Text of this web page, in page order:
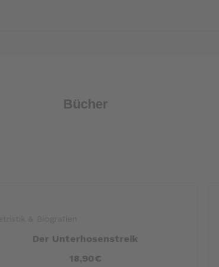
Bücher
Die sanften Schatten der Reise nach